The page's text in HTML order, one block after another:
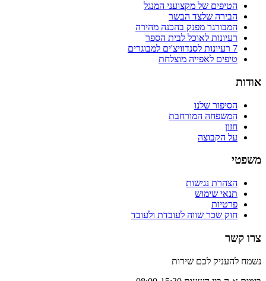
הטיפים של מקצועני המנגל
הבירה שלצד הבשר
המבורגר מפנק בהכנה מהירה
רעיונות לאוכל לבית הספר
7 רעיונות לסנדוויצ'ים למבוגרים
טיפים לאפייה מוצלחת
אודות
הסיפור שלנו
המשפחה המורחבת
חזון
על הקבוצה
משפטי
הצהרת נגישות
תנאי שימוש
פרטיות
חוק שכר שווה לעובדת ולעובד
צרו קשר
נשמח להעניק לכם שירות